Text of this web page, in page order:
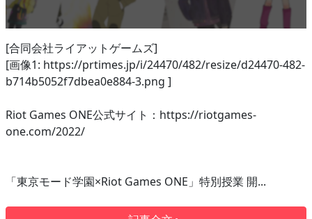
[合同会社ライアットゲームズ]
[画像1: https://prtimes.jp/i/24470/482/resize/d24470-482-
b714b5052f7dbea0e884-3.png ]
Riot Games ONE公式サイト：https://riotgames-
one.com/2022/
「東京モード学園×Riot Games ONE」特別授業 開...